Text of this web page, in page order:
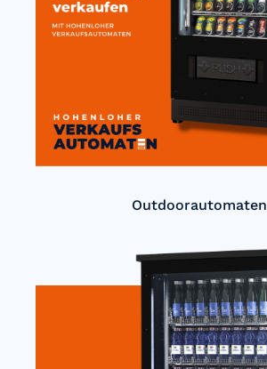
Outdoorautomaten